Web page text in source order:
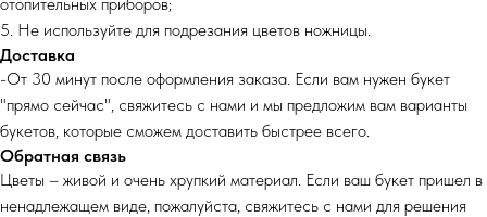
5. Не используйте для подрезания цветов ножницы.
Доставка
-От 30 минут после оформления заказа. Если вам нужен букет
"прямо сейчас", свяжитесь с нами и мы предложим вам варианты
букетов, которые сможем доставить быстрее всего.
Обратная связь
Цветы – живой и очень хрупкий материал. Если ваш букет пришел в
ненадлежащем виде, пожалуйста, свяжитесь с нами для решения